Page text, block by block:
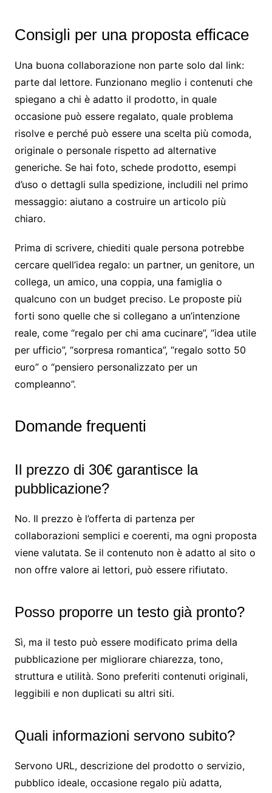
Consigli per una proposta efficace
Una buona collaborazione non parte solo dal link:
parte dal lettore. Funzionano meglio i contenuti che
spiegano a chi è adatto il prodotto, in quale
occasione può essere regalato, quale problema
risolve e perché può essere una scelta più comoda,
originale o personale rispetto ad alternative
generiche. Se hai foto, schede prodotto, esempi
d’uso o dettagli sulla spedizione, includili nel primo
messaggio: aiutano a costruire un articolo più
chiaro.
Prima di scrivere, chiediti quale persona potrebbe
cercare quell’idea regalo: un partner, un genitore, un
collega, un amico, una coppia, una famiglia o
qualcuno con un budget preciso. Le proposte più
forti sono quelle che si collegano a un’intenzione
reale, come “regalo per chi ama cucinare”, “idea utile
per ufficio”, “sorpresa romantica”, “regalo sotto 50
euro” o “pensiero personalizzato per un
compleanno”.
Domande frequenti
Il prezzo di 30€ garantisce la
pubblicazione?
No. Il prezzo è l’offerta di partenza per
collaborazioni semplici e coerenti, ma ogni proposta
viene valutata. Se il contenuto non è adatto al sito o
non offre valore ai lettori, può essere rifiutato.
Posso proporre un testo già pronto?
Sì, ma il testo può essere modificato prima della
pubblicazione per migliorare chiarezza, tono,
struttura e utilità. Sono preferiti contenuti originali,
leggibili e non duplicati su altri siti.
Quali informazioni servono subito?
Servono URL, descrizione del prodotto o servizio,
pubblico ideale, occasione regalo più adatta,